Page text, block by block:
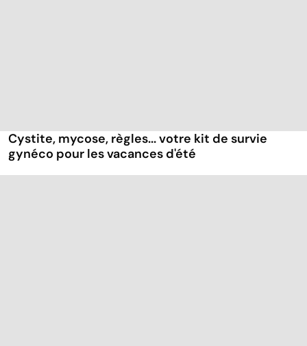
Cystite, mycose, règles... votre kit de survie
gynéco pour les vacances d'été